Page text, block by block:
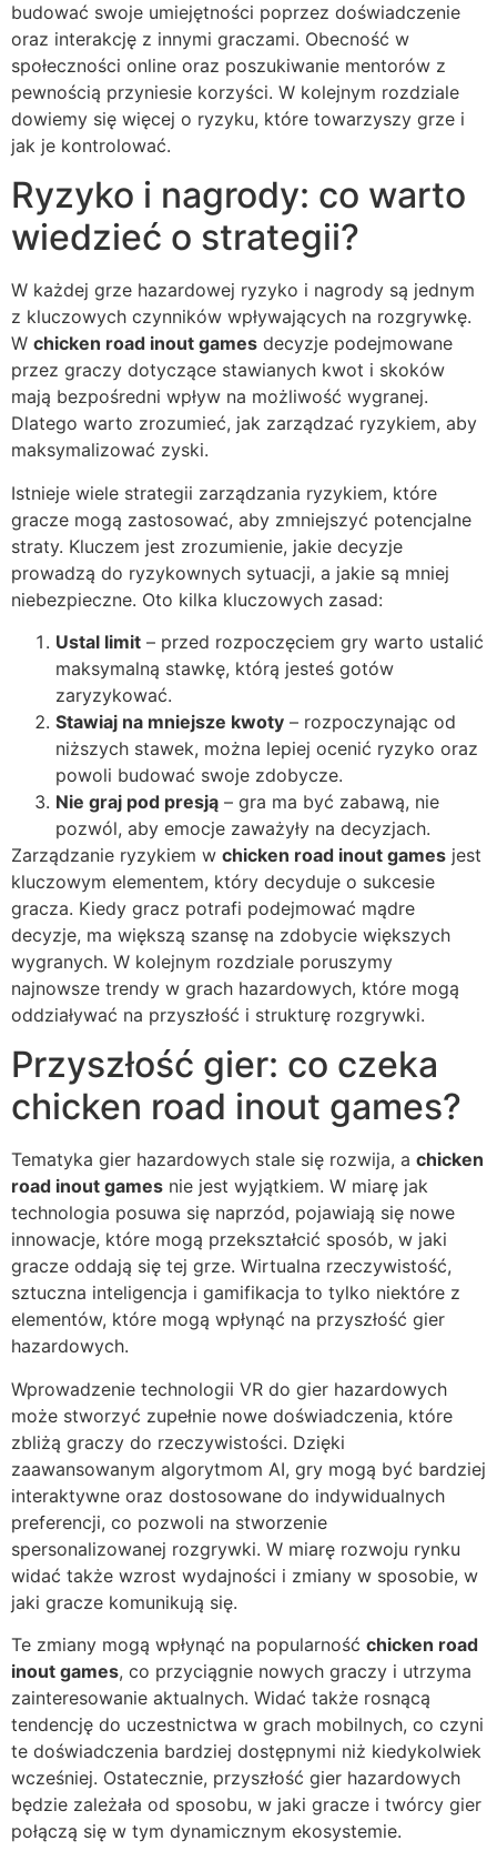
budować swoje umiejętności poprzez doświadczenie
oraz interakcję z innymi graczami. Obecność w
społeczności online oraz poszukiwanie mentorów z
pewnością przyniesie korzyści. W kolejnym rozdziale
dowiemy się więcej o ryzyku, które towarzyszy grze i
jak je kontrolować.
Ryzyko i nagrody: co warto
wiedzieć o strategii?
W każdej grze hazardowej ryzyko i nagrody są jednym
z kluczowych czynników wpływających na rozgrywkę.
W chicken road inout games decyzje podejmowane
przez graczy dotyczące stawianych kwot i skoków
mają bezpośredni wpływ na możliwość wygranej.
Dlatego warto zrozumieć, jak zarządzać ryzykiem, aby
maksymalizować zyski.
Istnieje wiele strategii zarządzania ryzykiem, które
gracze mogą zastosować, aby zmniejszyć potencjalne
straty. Kluczem jest zrozumienie, jakie decyzje
prowadzą do ryzykownych sytuacji, a jakie są mniej
niebezpieczne. Oto kilka kluczowych zasad:
Ustal limit – przed rozpoczęciem gry warto ustalić
maksymalną stawkę, którą jesteś gotów
zaryzykować.
Stawiaj na mniejsze kwoty – rozpoczynając od
niższych stawek, można lepiej ocenić ryzyko oraz
powoli budować swoje zdobycze.
Nie graj pod presją – gra ma być zabawą, nie
pozwól, aby emocje zaważyły na decyzjach.
Zarządzanie ryzykiem w chicken road inout games jest
kluczowym elementem, który decyduje o sukcesie
gracza. Kiedy gracz potrafi podejmować mądre
decyzje, ma większą szansę na zdobycie większych
wygranych. W kolejnym rozdziale poruszymy
najnowsze trendy w grach hazardowych, które mogą
oddziaływać na przyszłość i strukturę rozgrywki.
Przyszłość gier: co czeka
chicken road inout games?
Tematyka gier hazardowych stale się rozwija, a chicken
road inout games nie jest wyjątkiem. W miarę jak
technologia posuwa się naprzód, pojawiają się nowe
innowacje, które mogą przekształcić sposób, w jaki
gracze oddają się tej grze. Wirtualna rzeczywistość,
sztuczna inteligencja i gamifikacja to tylko niektóre z
elementów, które mogą wpłynąć na przyszłość gier
hazardowych.
Wprowadzenie technologii VR do gier hazardowych
może stworzyć zupełnie nowe doświadczenia, które
zbliżą graczy do rzeczywistości. Dzięki
zaawansowanym algorytmom AI, gry mogą być bardziej
interaktywne oraz dostosowane do indywidualnych
preferencji, co pozwoli na stworzenie
spersonalizowanej rozgrywki. W miarę rozwoju rynku
widać także wzrost wydajności i zmiany w sposobie, w
jaki gracze komunikują się.
Te zmiany mogą wpłynąć na popularność chicken road
inout games, co przyciągnie nowych graczy i utrzyma
zainteresowanie aktualnych. Widać także rosnącą
tendencję do uczestnictwa w grach mobilnych, co czyni
te doświadczenia bardziej dostępnymi niż kiedykolwiek
wcześniej. Ostatecznie, przyszłość gier hazardowych
będzie zależała od sposobu, w jaki gracze i twórcy gier
połączą się w tym dynamicznym ekosystemie.